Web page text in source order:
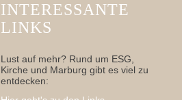
INTERESSANTE
LINKS
Lust auf mehr? Rund um ESG,
Kirche und Marburg gibt es viel zu
entdecken: